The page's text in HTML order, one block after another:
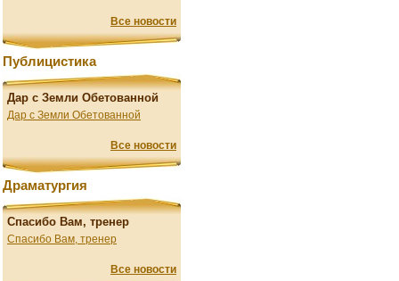
Все новости
Публицистика
Дар с Земли Обетованной
Дар с Земли Обетованной
Все новости
Драматургия
Спасибо Вам, тренер
Спасибо Вам, тренер
Все новости